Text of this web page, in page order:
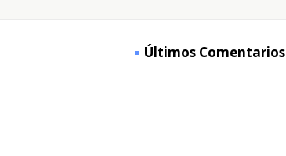
Últimos Comentarios